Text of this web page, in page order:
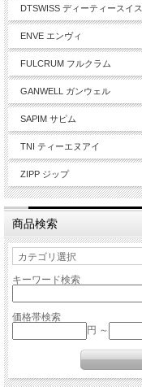
DTSWISS ディーティースイス
ENVE エンヴィ
FULCRUM フルクラム
GANWELL ガンウェル
SAPIM サピム
TNI ティーエヌアイ
ZIPP ジップ
商品検索
キーワード検索
価格帯検索
円 ～